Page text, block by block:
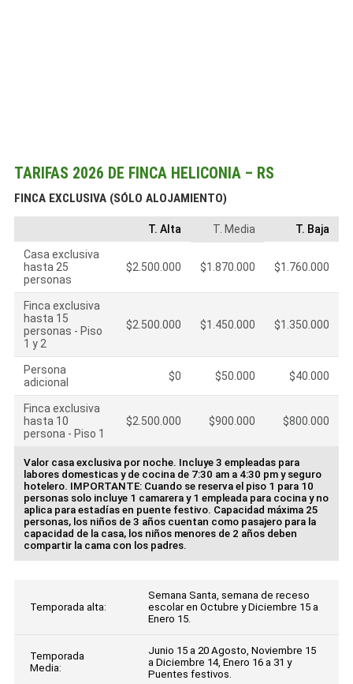
TARIFAS 2026 DE FINCA HELICONIA – RS
FINCA EXCLUSIVA (SÓLO ALOJAMIENTO)
T. Alta T. Media
T. Baja
Casa exclusiva
hasta 25
personas
$2.500.000 $1.870.000 $1.760.000
Finca exclusiva
hasta 15
personas - Piso
1 y 2
$2.500.000 $1.450.000 $1.350.000
Persona
adicional
$0 $50.000 $40.000
Finca exclusiva
hasta 10
persona - Piso 1
$2.500.000 $900.000 $800.000
Valor casa exclusiva por noche. Incluye 3 empleadas para
labores domesticas y de cocina de 7:30 am a 4:30 pm y seguro
hotelero. IMPORTANTE: Cuando se reserva el piso 1 para 10
personas solo incluye 1 camarera y 1 empleada para cocina y no
aplica para estadías en puente festivo. Capacidad máxima 25
personas, los niños de 3 años cuentan como pasajero para la
capacidad de la casa, los niños menores de 2 años deben
compartir la cama con los padres.
Temporada alta:
Semana Santa, semana de receso
escolar en Octubre y Diciembre 15 a
Enero 15.
Temporada
Media:
Junio 15 a 20 Agosto, Noviembre 15
a Diciembre 14, Enero 16 a 31 y
Puentes festivos.